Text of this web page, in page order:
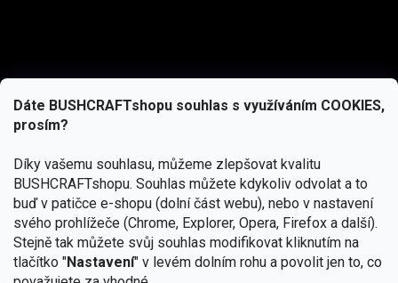
Dáte BUSHCRAFTshopu souhlas s využíváním COOKIES,
prosím?
Díky vašemu souhlasu, můžeme zlepšovat kvalitu
BUSHCRAFTshopu. Souhlas můžete kdykoliv odvolat a to
buď v patičce e-shopu (dolní část webu), nebo v nastavení
svého prohlížeče (Chrome, Explorer, Opera, Firefox a další).
Stejně tak můžete svůj souhlas modifikovat kliknutím na
tlačítko "Nastavení" v levém dolním rohu a povolit jen to, co